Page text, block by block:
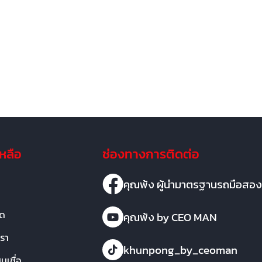
ลือ
า
ช่องทางการติดต่อ
คุณพ้ง ผู้นำมาตรฐานรถมือสอง
คุณพ้ง by CEO MAN
khunpong_by_ceoman